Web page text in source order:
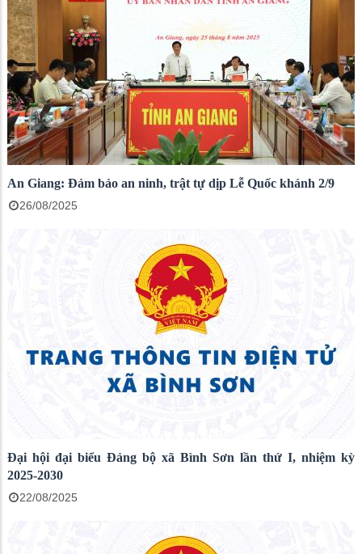
An Giang: Đảm bảo an ninh, trật tự dịp Lễ Quốc khánh 2/9
26/08/2025
Đại hội đại biểu Đảng bộ xã Bình Sơn lần thứ I, nhiệm kỳ
2025-2030
22/08/2025